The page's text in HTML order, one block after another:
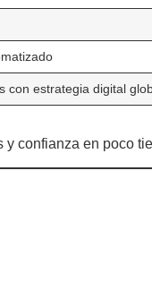
con estrategia digital
confianza en poco